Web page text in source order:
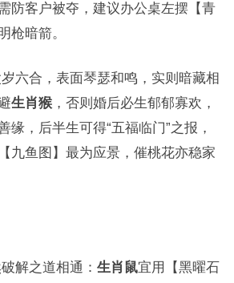
防客户被夺，建议办公桌左摆【青
枪暗箭。
六合，表面琴瑟和鸣，实则暗藏相
生肖猴，否则婚后必生郁郁寡欢，
缘，后半生可得“五福临门”之报，
九鱼图】最为应景，催桃花亦稳家
解之道相通： 生肖鼠宜用【黑曜石